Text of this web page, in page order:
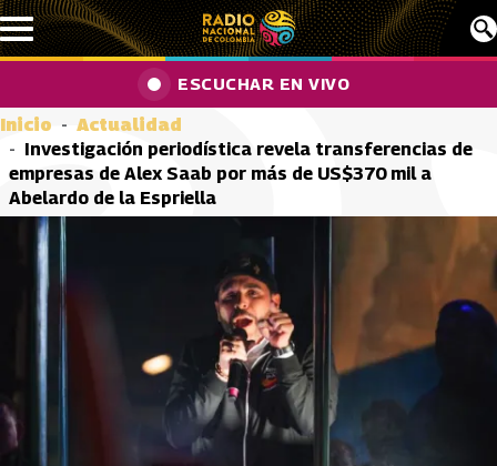
Pasar al contenido principal
ESCUCHAR EN VIVO
Inicio
Actualidad
Investigación periodística revela transferencias de
empresas de Alex Saab por más de US$370 mil a
Abelardo de la Espriella